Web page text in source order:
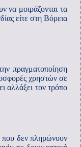
να μοιράζονται τα
είτε στη Βόρεια
πραγματοποίηση
χρηστών σε
αλλάξει τον τρόπο
που δεν πληρώνουν